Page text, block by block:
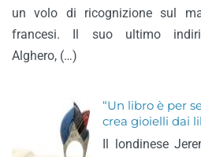
un volo di ricognizione sul
francesi. Il suo ultimo
Alghero, (…)
“Un libro è per
crea gioielli dai
Il londinese